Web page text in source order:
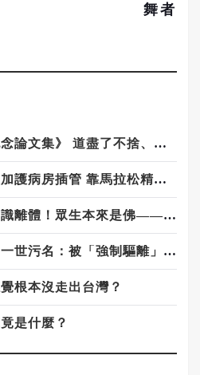
舞者
蔡詩萍》《顏慧欣紀念論文集》 道盡了不捨、遺憾、沉痛
李定年》不明病因進加護病房插管 靠馬拉松精神從鬼門關返回
鄭功明》親身經歷神識離體！眾生本來是佛——宇宙真相在念佛中顯現10——念佛驚覺：原來佛性從未離開你
上官亂》半生孤影、一世污名：被「強制驅離」陰影籠罩的榮民陸配遺屬們
根本沒走出台灣？
是什麼？